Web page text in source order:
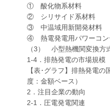
① 酸化物系材料
② シリサイド系材料
③ 中温域用新開発材料
④ 熱電発電用パワーコン
（3） 小型熱機関変換方
1-4．排熱発電の市場規模
【表･グラフ】排熱発電
度：金額ベース）
2．注目企業の動向
2-1．圧電発電関連